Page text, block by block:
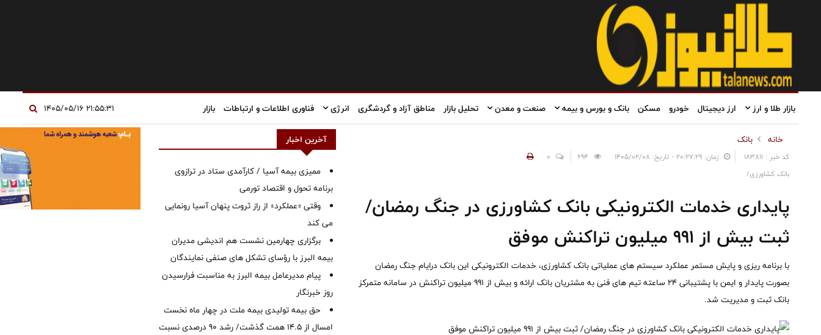
بازار طلا و ارز ارز دیجیتال خودرو مسکن بانک و بورس و بیمه صنعت و معدن تحلیل بازار مناطق آزاد و گردشگری انرژی فناوری اطلاعات و ارتباطات بازار
خانه بانک
کد خبر : 183811 زمان: ۲۰:۲۷:۲۹ - تاریخ: ۱۴۰۵/۰۲/۰۸
0
بانک کشاورزی/
پایداری خدمات الکترونیکی بانک کشاورزی در جنگ رمضان/
ثبت بیش از ۹۹۱ میلیون تراکنش موفق
با برنامه ریزی و پایش مستمر عملکرد سیستم های عملیاتی بانک کشاورزی، خدمات الکترونیکی این بانک درایام جنگ رمضان
بصورت پایدار و ایمن با پشتیبانی ۲۴ ساعته تیم های فنی به مشتریان بانک ارائه و بیش از ۹۹۱ میلیون تراکنش در سامانه متمرکز
بانک ثبت و مدیریت شد.
آخرین اخبار
ممیزی بیمه آسیا / کارآمدی ستاد در ترازوی
برنامه تحول و اقتصاد تورمی
وقتی «عملکرد» از راز ثروت پنهان آسیا رونمایی
می کند
برگزاری چهارمین نشست هم اندیشی مدیران
بیمه البرز با رؤسای تشکل های صنفی نمایندگان
پیام مدیرعامل بیمه البرز به مناسبت فرارسیدن
روز خبرنگار
حق بیمه تولیدی بیمه ملت در چهار ماه نخست
امسال از 14.5 همت گذشت/ رشد 90 درصدی نسبت